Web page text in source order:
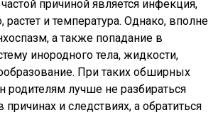
причиной является инфекция,
растет и температура. Однако, вполне
а также попадание в
инородного тела, жидкости,
При таких обширных
родителям лучше не разбираться
причинах и следствиях, а обратиться